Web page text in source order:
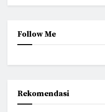
Follow Me
Rekomendasi